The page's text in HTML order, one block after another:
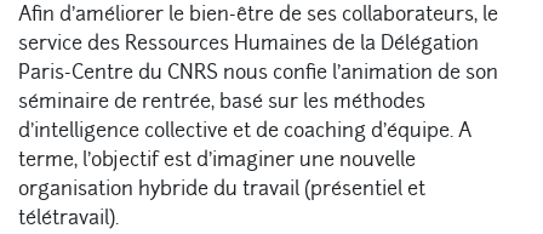
Afin d’améliorer le bien-être de ses collaborateurs, le
service des Ressources Humaines de la Délégation
Paris-Centre du CNRS nous confie l’animation de son
séminaire de rentrée, basé sur les méthodes
d’intelligence collective et de coaching d’équipe. A
terme, l’objectif est d’imaginer une nouvelle
organisation hybride du travail (présentiel et
télétravail).